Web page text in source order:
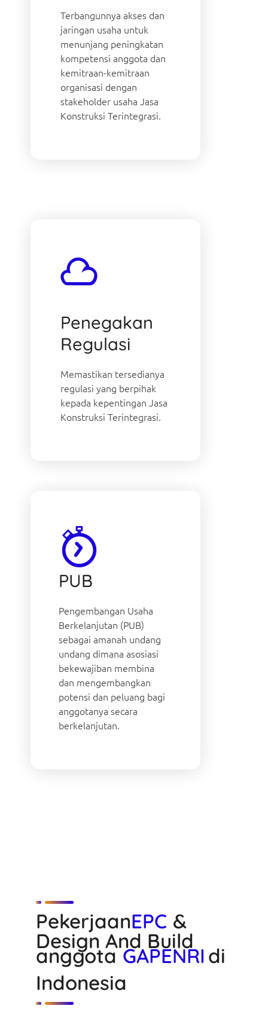
Terbangunnya akses dan
jaringan usaha untuk
menunjang peningkatan
kompetensi anggota dan
kemitraan-kemitraan
organisasi dengan
stakeholder usaha Jasa
Konstruksi Terintegrasi.
Penegakan
Regulasi
Memastikan tersedianya
regulasi yang berpihak
kepada kepentingan Jasa
Konstruksi Terintegrasi.
PUB
Pengembangan Usaha
Berkelanjutan (PUB)
sebagai amanah undang
undang dimana asosiasi
bekewajiban membina
dan mengembangkan
potensi dan peluang bagi
anggotanya secara
berkelanjutan.
PekerjaanEPC &
Design And Build
anggota GAPENRIdi
Indonesia